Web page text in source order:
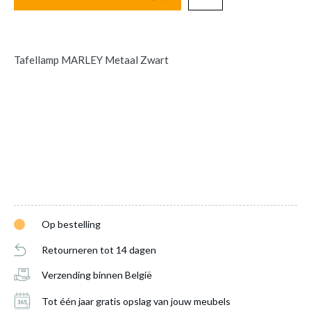
Tafellamp MARLEY Metaal Zwart
Op bestelling
Retourneren tot 14 dagen
Verzending binnen België
Tot één jaar gratis opslag van jouw meubels
toegevoegd aan je winkelmandje